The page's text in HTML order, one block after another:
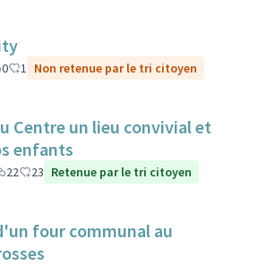
0 1 Non retenue par le tri citoyen
Centre un lieu convivial et
enfants
22 23 Retenue par le tri citoyen
four communal au